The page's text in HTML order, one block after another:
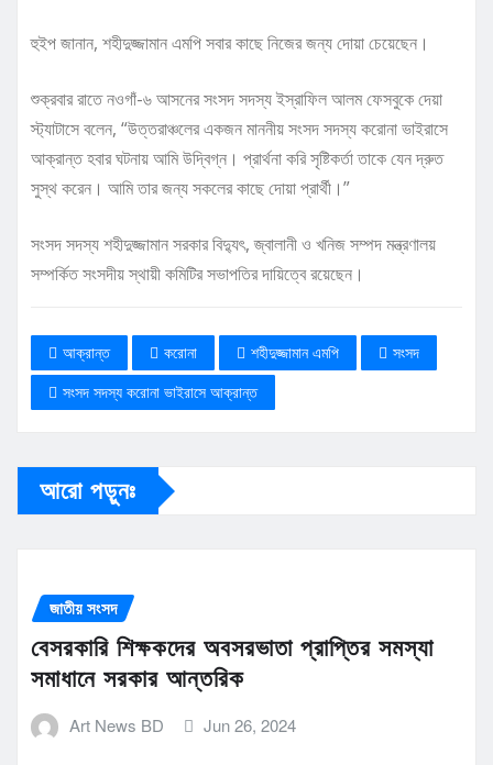
হুইপ জানান, শহীদুজ্জামান এমপি সবার কাছে নিজের জন্য দোয়া চেয়েছেন।
শুক্রবার রাতে নওগাঁ-৬ আসনের সংসদ সদস্য ইস্রাফিল আলম ফেসবুকে দেয়া
স্ট্যাটাসে বলেন, “উত্তরাঞ্চলের একজন মাননীয় সংসদ সদস্য করোনা ভাইরাসে
আক্রান্ত হবার ঘটনায় আমি উদ্বিগ্ন। প্রার্থনা করি সৃষ্টিকর্তা তাকে যেন দ্রুত
সুস্থ করেন। আমি তার জন্য সকলের কাছে দোয়া প্রার্থী।”
সংসদ সদস্য শহীদুজ্জামান সরকার বিদ্যুৎ, জ্বালানী ও খনিজ সম্পদ মন্ত্রণালয়
সম্পর্কিত সংসদীয় স্থায়ী কমিটির সভাপতির দায়িত্বে রয়েছেন।
আক্রান্ত করোনা শহীদুজ্জামান এমপি
সংসদ
সংসদ সদস্য করোনা ভাইরাসে আক্রান্ত
আরো পড়ুনঃ
জাতীয় সংসদ
বেসরকারি শিক্ষকদের অবসরভাতা প্রাপ্তির সমস্যা
সমাধানে সরকার আন্তরিক
Art News BD Jun 26, 2024